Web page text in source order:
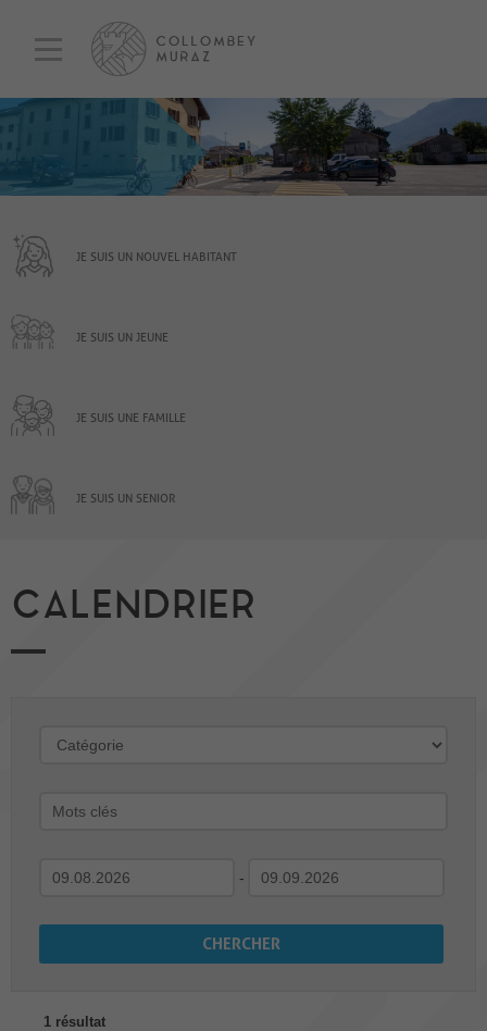
JE SUIS UN NOUVEL HABITANT
JE SUIS UN JEUNE
JE SUIS UNE FAMILLE
JE SUIS UN SENIOR
CALENDRIER
-
1 résultat